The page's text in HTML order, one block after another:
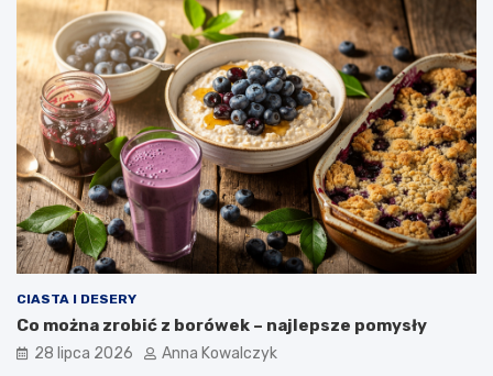
CIASTA I DESERY
Co można zrobić z borówek – najlepsze pomysły
28 lipca 2026 Anna Kowalczyk